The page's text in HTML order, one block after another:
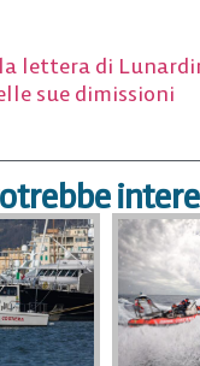
lettera di
sue dimissioni